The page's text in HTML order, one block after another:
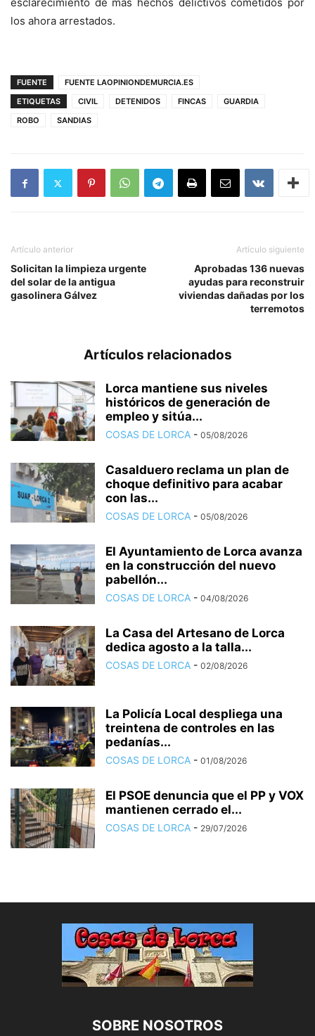
los ahora arrestados.
FUENTE
FUENTE LAOPINIONDEMURCIA.ES
ETIQUETAS
CIVIL DETENIDOS FINCAS
GUARDIA
ROBO
SANDIAS
Artículo anterior
Solicitan la limpieza urgente
del solar de la antigua
gasolinera Gálvez
Artículo siguiente
Aprobadas 136 nuevas
ayudas para reconstruir
viviendas dañadas por los
terremotos
Artículos relacionados
Lorca mantiene sus niveles
históricos de generación de
empleo y sitúa...
COSAS DE LORCA - 05/08/2026
Casalduero reclama un plan de
choque definitivo para acabar
con las...
COSAS DE LORCA - 05/08/2026
El Ayuntamiento de Lorca avanza
en la construcción del nuevo
pabellón...
COSAS DE LORCA - 04/08/2026
La Casa del Artesano de Lorca
dedica agosto a la talla...
COSAS DE LORCA - 02/08/2026
La Policía Local despliega una
treintena de controles en las
pedanías...
COSAS DE LORCA - 01/08/2026
El PSOE denuncia que el PP y VOX
mantienen cerrado el...
COSAS DE LORCA - 29/07/2026
SOBRE NOSOTROS